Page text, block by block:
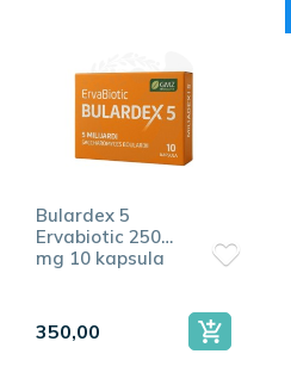
Bulardex 5
Ervabiotic 250
mg 10 kapsula
350,00